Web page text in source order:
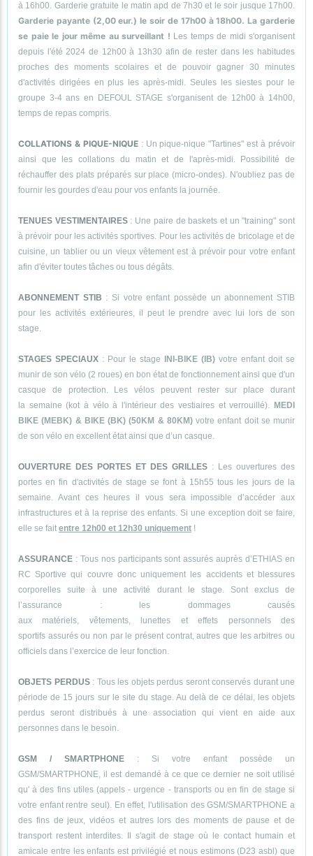
à 16h00. Garderie gratuite le matin apd de 7h30 et le soir jusque 17h00.
Garderie payante (2,00 eur.) le soir de 17h00 à 18h00. La garderie
se paie le jour même au surveillant ! Les temps de midi s'organisent
depuis l'été 2024 de 12h00 à 13h30 afin de rester dans les habitudes
proches des moments scolaires et de pouvoir gagner 30 minutes
d'activités dirigées en plus les après-midi. Seules les siestes pour le
groupe 3-4 ans en DEFOUL STAGE s'organisent de 12h00 à 14h00,
temps de repas compris.
COLLATIONS & PIQUE-NIQUE: Un pique-nique "Tartines" est à prévoir
ainsi que les collations du matin et de l'après-midi. Possibilité de
réchauffer des plats préparés sur place (micro-ondes). N'oubliez pas de
fournir les gourdes d'eau pour vos enfants la journée.
TENUES VESTIMENTAIRES: Une paire de baskets et un "training" sont
à prévoir pour les activités sportives. Pour les activités de bricolage et de
cuisine, un tablier ou un vieux vêtement est à prévoir pour votre enfant
afin d'éviter toutes tâches ou tous dégâts.
ABONNEMENT STIB : Si votre enfant possède un abonnement STIB
pour les activités extérieures, il peut le prendre avec lui lors de son
stage.
STAGES SPECIAUX : Pour le stage INI-BIKE (IB) votre enfant doit se
munir de son vélo (2 roues) en bon état de fonctionnement ainsi que d'un
casque de protection. Les vélos peuvent rester sur place durant
la semaine (kot à vélo à l'intérieur des vestiaires et verrouillé). MEDI
BIKE (MEBK) & BIKE (BK) (50KM & 80KM) votre enfant doit se munir
de son vélo en excellent état ainsi que d’un casque.
OUVERTURE DES PORTES ET DES GRILLES : Les ouvertures des
portes en fin d'activités de stage se font à 15h55 tous les jours de la
semaine. Avant ces heures il vous sera impossible d’accéder aux
infrastructures et à la reprise des enfants. Si une exception doit se faire,
elle se fait entre 12h00 et 12h30 uniquement !
ASSURANCE : Tous nos participants sont assurés auprès d’ETHIAS en
RC Sportive qui couvre donc uniquement les accidents et blessures
corporelles suite à une activité durant le stage. Sont exclus de
l’assurance : les dommages causés
aux matériels, vêtements, lunettes et effets personnels des
sportifs assurés ou non par le présent contrat, autres que les arbitres ou
officiels dans l’exercice de leur fonction.
OBJETS PERDUS: Tous les objets perdus seront conservés durant une
période de 15 jours sur le site du stage. Au delà de ce délai, les objets
perdus seront distribués à une association qui vient en aide aux
personnes dans le besoin.
GSM / SMARTPHONE : Si votre enfant possède un
GSM/SMARTPHONE, il est demandé à ce que ce dernier ne soit utilisé
qu' à des fins utiles (appels - urgence - transports ou en fin de stage si
votre enfant rentre seul). En effet, l'utilisation des GSM/SMARTPHONE a
des fins de jeux, vidéos et autres lors des moments de pause et de
transport restent interdites. Il s'agit de stage où le contact humain et
amicale entre les enfants est privilégié et nous estimons (D23 asbl) que